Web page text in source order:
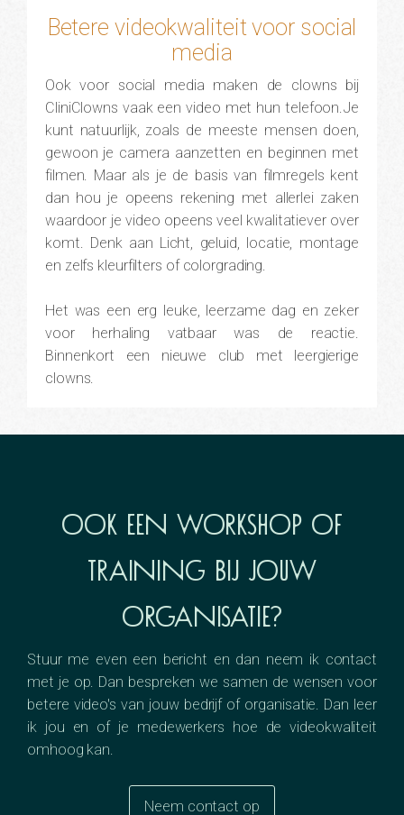
Betere videokwaliteit voor social
media
Ook voor social media maken de clowns bij
CliniClowns vaak een video met hun telefoon.Je
kunt natuurlijk, zoals de meeste mensen doen,
gewoon je camera aanzetten en beginnen met
filmen. Maar als je de basis van filmregels kent
dan hou je opeens rekening met allerlei zaken
waardoor je video opeens veel kwalitatiever over
komt. Denk aan Licht, geluid, locatie, montage
en zelfs kleurfilters of colorgrading.
Het was een erg leuke, leerzame dag en zeker
voor herhaling vatbaar was de reactie.
Binnenkort een nieuwe club met leergierige
clowns.
Ook een workshop of
training bij jouw
organisatie?
Stuur me even een bericht en dan neem ik contact
met je op. Dan bespreken we samen de wensen voor
betere video's van jouw bedrijf of organisatie. Dan leer
ik jou en of je medewerkers hoe de videokwaliteit
omhoog kan.
Neem contact op